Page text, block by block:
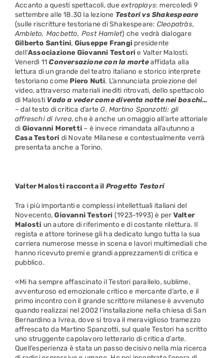
Accanto a questi spettacoli, dueextraplays: mercoledì 9
settembre alle 18.30 la lezione Testori vs Shakespeare
(sulle riscritture testoriane di Shakespeare: Cleopatràs,
Ambleto, Macbetto, Post Hamlet) che vedrà dialogare
Gilberto Santini, Giuseppe Frangipresidente
dell’Associazione Giovanni Testorie Valter Malosti.
Venerdì 11Conversazione con la morteaffidata alla
lettura di un grande del teatro italiano e storico interprete
testoriano come Piero Nuti. L’annunciata proiezione del
video, attraverso materiali inediti ritrovati, dello spettacolo
di Malosti Vado a veder come diventa notte nei boschi…
– dal testo di critica d’arte G. Martino Spanzotti: gli
affreschi di Ivrea, che è anche un omaggio all’arte attoriale
di Giovanni Moretti – è invece rimandata all’autunno a
Casa Testori di Novate Milanese e contestualmente verrà
presentata anche a Torino.
Valter Malosti racconta il Progetto Testori
Tra i più importanti e complessi intellettuali italiani del
Novecento,Giovanni Testori (1923-1993) è per Valter
Malosti un autore di riferimento e di costante rilettura. Il
regista e attore torinese gli ha dedicato lungo tutta la sua
carriera numerose messe in scena e lavori multimediali che
hanno ricevuto premi e grandi apprezzamenti di critica e
pubblico.
«Mi ha sempre affascinato il Testori parallelo, sublime,
avventuroso ed emozionale critico e mercante d’arte, e il
primo incontro con il grande scrittore milanese è avvenuto
quando realizzai nel 2002 l’installazione nella chiesa di San
Bernardino a Ivrea, dove si trova il meraviglioso tramezzo
affrescato da Martino Spanzotti, sul quale Testori ha scritto
uno struggente capolavoro letterario di critica d’arte.
Quell’esperienza è stata un passo decisivo nella mia ricerca